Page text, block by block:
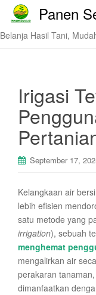
Panen
Belanja Hasil Tani,
Irigasi
September 17,
Kelangkaan air
lebih efisien
satu metode yang
irrigation), sebuah
menghemat
mengalirkan air
perakaran
dimanfaatkan